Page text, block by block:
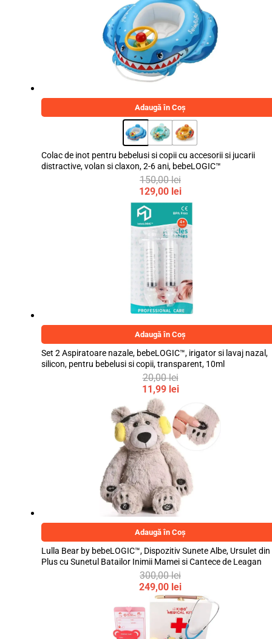
50,00 lei.
39,00 lei.
Adaugă în Coș
Colac de inot pentru bebelusi si copii cu accesorii si jucarii
distractive, volan si claxon, 2-6 ani, bebeLOGIC™
150,00lei
Prețul
inițial
fost:
150,00 lei.
129,00 lei
Prețul
curent
este:
129,00 lei.
Adaugă în Coș
Set 2 Aspiratoare nazale, bebeLOGIC™, irigator si lavaj nazal,
silicon, pentru bebelusi si copii, transparent, 10ml
20,00lei
Prețul
inițial
a
fost:
20,00 lei.
11,99 lei
Prețul
curent
este:
11,99 lei.
Adaugă în Coș
Lulla Bear by bebeLOGIC™, Dispozitiv Sunete Albe, Ursulet din
Plus cu Sunetul Batailor Inimii Mamei si Cantece de Leagan
300,00lei
Prețul
inițial
fost:
300,00 lei.
249,00 lei
Prețul
curent
este:
249,00 lei.